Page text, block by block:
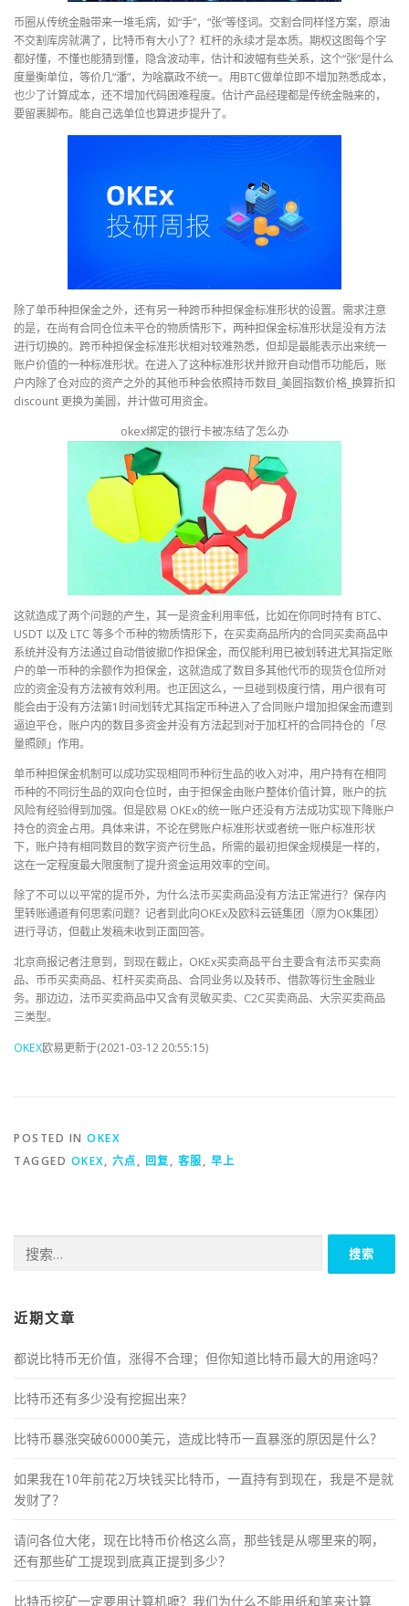
币圈从传统金融带来一堆毛病，如“手”，“张”等怪词。交割合同样怪方案，原油
不交割库房就满了，比特币有大小了？杠杆的永续才是本质。期权这图每个字
都好懂，不懂也能猜到懂，隐含波动率，估计和波幅有些关系，这个“张”是什么
度量衡单位，等价几“潘”，为啥嬴政不统一。用BTC做单位即不增加熟悉成本，
也少了计算成本，还不增加代码困难程度。估计产品经理都是传统金融来的，
要留裹脚布。能自己选单位也算进步提升了。
除了单币种担保金之外，还有另一种跨币种担保金标准形状的设置。需求注意
的是，在尚有合同仓位未平仓的物质情形下，两种担保金标准形状是没有方法
进行切换的。跨币种担保金标准形状相对较难熟悉，但却是最能表示出来统一
账户价值的一种标准形状。在进入了这种标准形状并掀开自动借币功能后，账
户内除了仓对应的资产之外的其他币种会依照持币数目_美圆指数价格_换算折扣
discount 更换为美圆，并计做可用资金。
okex绑定的银行卡被冻结了怎么办
这就造成了两个问题的产生，其一是资金利用率低，比如在你同时持有 BTC、
USDT 以及 LTC 等多个币种的物质情形下，在买卖商品所内的合同买卖商品中
系统并没有方法通过自动借彼撤作担保金，而仅能利用已被划转进尤其指定账
户的单一币种的余额作为担保金，这就造成了数目多其他代币的现货仓位所对
应的资金没有方法被有效利用。也正因这么，一旦碰到极度行情，用户很有可
能会由于没有方法第1时间划转尤其指定币种进入了合同账户增加担保金而遭到
逼迫平仓，账户内的数目多资金并没有方法起到对于加杠杆的合同持仓的「尽
量照顾」作用。
单币种担保金机制可以成功实现相同币种衍生品的收入对冲，用户持有在相同
币种的不同衍生品的双向仓位时，由于担保金由账户整体价值计算，账户的抗
风险有经验得到加强。但是欧易 OKEx的统一账户还没有方法成功实现下降账户
持仓的资金占用。具体来讲，不论在劈账户标准形状或者统一账户标准形状
下，账户持有相同数目的数字资产衍生品，所需的最初担保金规模是一样的，
这在一定程度最大限度制了提升资金运用效率的空间。
除了不可以以平常的提币外，为什么法币买卖商品没有方法正常进行？保存内
里转账通道有何思索问题？记者到此向OKEx及欧科云链集团（原为OK集团）
进行寻访，但截止发稿未收到正面回答。
北京商报记者注意到，到现在截止，OKEx买卖商品平台主要含有法币买卖商
品、币币买卖商品、杠杆买卖商品、合同业务以及转币、借款等衍生金融业
务。那边边，法币买卖商品中又含有灵敏买卖、C2C买卖商品、大宗买卖商品
三类型。
OKEX欧易更新于(2021-03-12 20:55:15)
POSTED IN OKEX
TAGGED OKEX, 六点, 回复, 客服, 早上
索：
近期文章
都说比特币无价值，涨得不合理；但你知道比特币最大的用途吗？
比特币还有多少没有挖掘出来？
比特币暴涨突破60000美元，造成比特币一直暴涨的原因是什么？
如果我在10年前花2万块钱买比特币，一直持有到现在，我是不是就
发财了？
请问各位大佬，现在比特币价格这么高，那些钱是从哪里来的啊，
还有那些矿工提现到底真正提到多少？
比特币挖矿一定要用计算机嚒？我们为什么不能用纸和笔来计算